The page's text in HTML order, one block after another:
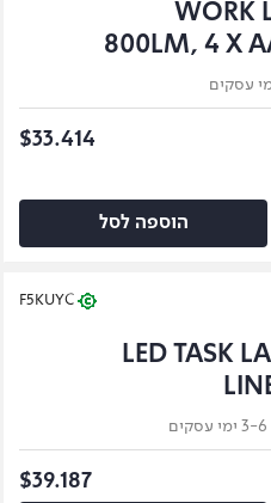
WORK
800LM, 4 X
עסקים
$33.414
הוספה לסל
LED TASK
3-6 ימי עסקים
$39.187